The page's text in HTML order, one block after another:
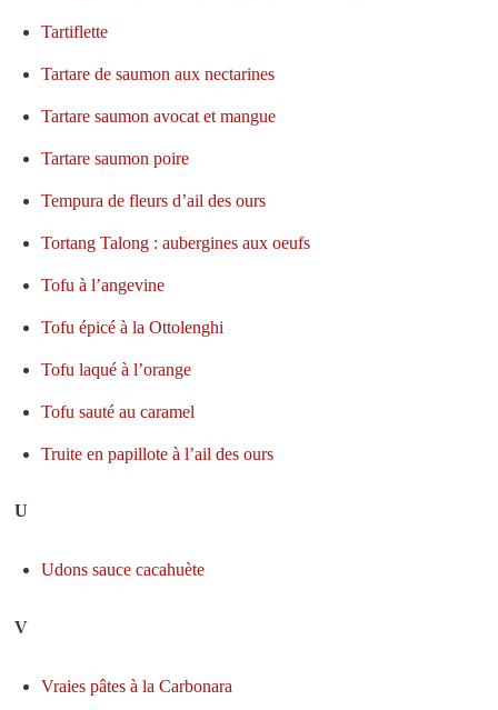
Tartiflette
Tartare de saumon aux nectarines
Tartare saumon avocat et mangue
Tartare saumon poire
Tempura de fleurs d’ail des ours
Tortang Talong : aubergines aux oeufs
Tofu à l’angevine
Tofu épicé à la Ottolenghi
Tofu laqué à l’orange
Tofu sauté au caramel
Truite en papillote à l’ail des ours
U
Udons sauce cacahuète
V
Vraies pâtes à la Carbonara